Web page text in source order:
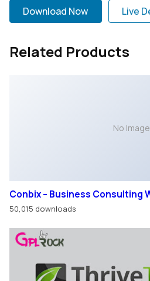
Download Now
Live
Related Products
No Image
Conbix – Business Consulting
50,015 downloads